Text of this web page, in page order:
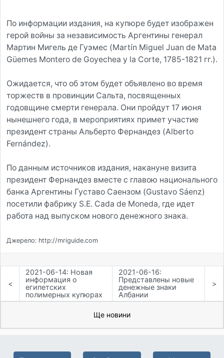
По информации издания, на купюре будет изображен
герой войны за независимость Аргентины генерал
Мартин Мигель де Гуэмес (Martín Miguel Juan de Mata
Güemes Montero de Goyechea y la Corte, 1785-1821 гг.).
Ожидается, что об этом будет объявлено во время
торжеств в провинции Сальта, посвященных
годовщине смерти генерала. Они пройдут 17 июня
нынешнего года, в мероприятиях примет участие
президент страны Альберто Фернандез (Alberto
Fernández).
По данным источников издания, накануне визита
президент Фернандез вместе с главою национального
банка Аргентины Густаво Саензом (Gustavo Sáenz)
посетили фабрику S.E. Cada de Moneda, где идет
работа над выпуском нового денежного знака.
Джерело: http://mriguide.com
<
2021-06-14: Новая
информация о
египетских
полимерных купюрах
2021-06-16:
Представлены новые
денежные знаки
Албании
>
Ще новини